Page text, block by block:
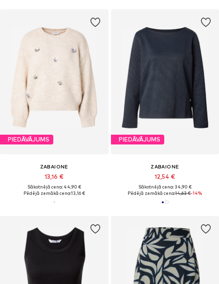
PIEDĀVĀJUMS
ZABAIONE
13,16 €
Sākotnējā cena: 44,90 €
Pēdējā zemākā cena:13,16 €
PIEDĀVĀJUMS
ZABAIONE
12,54 €
Sākotnējā cena: 34,90 €
Pēdējā zemākā cena:14,63 €-14%